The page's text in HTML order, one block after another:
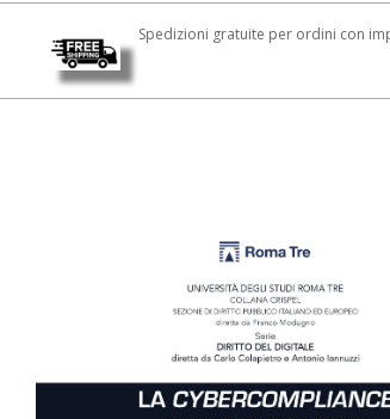
Spedizioni gratuite per ordini con